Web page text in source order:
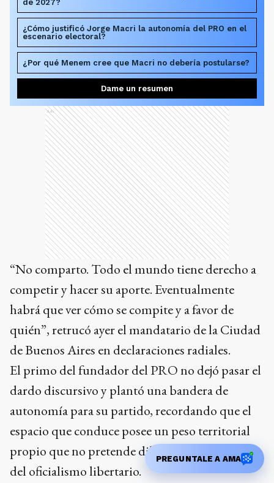
de 2027?
¿Cómo justificó Jorge Macri la autonomía del PRO en el
escenario electoral?
¿Por qué Menem cree que Macri no debería postularse?
Dame un resumen
Ads
“No comparto. Todo el mundo tiene derecho a
competir y hacer su aporte. Eventualmente
habrá que ver cómo se compite y a favor de
quién”, retrucó ayer el mandatario de la Ciudad
de Buenos Aires en declaraciones radiales.
El primo del fundador del PRO no dejó pasar el
dardo discursivo y plantó una bandera de
autonomía para su partido, recordando que el
espacio que conduce posee un peso territorial
propio que no pretende diluirse bajo la sombra
del oficialismo libertario.
PREGUNTALE A AMA